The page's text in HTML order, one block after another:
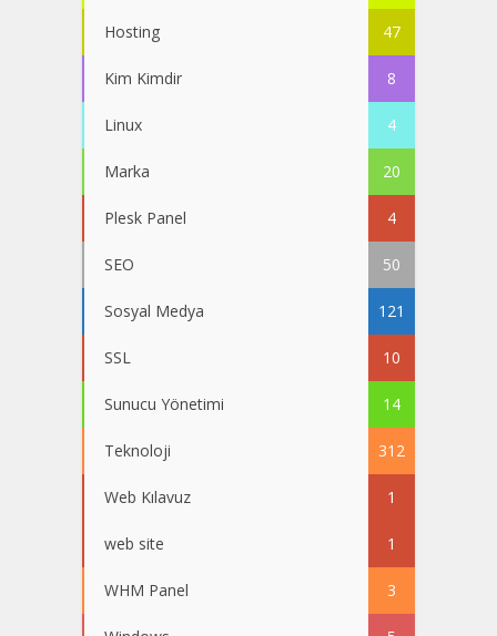
Hosting 47
Kim Kimdir 8
Linux 4
Marka 20
Plesk Panel 4
SEO 50
Sosyal Medya 121
SSL 10
Sunucu Yönetimi 14
Teknoloji 312
Web Kılavuz 1
web site 1
WHM Panel 3